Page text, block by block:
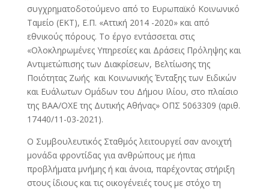
συγχρηματοδοτούμενο από το Ευρωπαϊκό Κοινωνικό
Ταμείο (ΕΚΤ), Ε.Π. «Αττική 2014 -2020» και από
εθνικούς πόρους. Το έργο εντάσσεται στις
«Ολοκληρωμένες Υπηρεσίες και Δράσεις Πρόληψης και
Αντιμετώπισης των Διακρίσεων, Βελτίωσης της
Ποιότητας Ζωής και Κοινωνικής Ένταξης των Ειδικών
και Ευάλωτων Ομάδων του Δήμου Ιλίου, στο πλαίσιο
της ΒΑΑ/ΟΧΕ της Δυτικής Αθήνας» ΟΠΣ 5063309 (αριθ.
17440/11-03-2021).
Ο Συμβουλευτικός Σταθμός λειτουργεί σαν ανοιχτή
μονάδα φροντίδας για ανθρώπους με ήπια
προβλήματα μνήμης ή και άνοια, παρέχοντας στήριξη
στους ίδιους και τις οικογένειές τους με στόχο τη